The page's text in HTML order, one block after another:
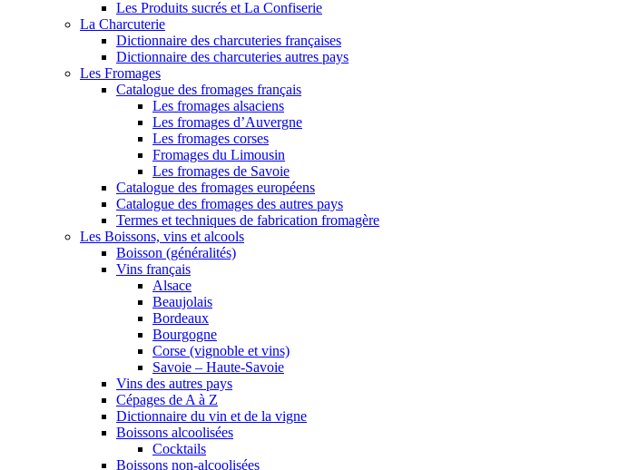
Les Produits sucrés et La Confiserie
La Charcuterie
Dictionnaire des charcuteries françaises
Dictionnaire des charcuteries autres pays
Les Fromages
Catalogue des fromages français
Les fromages alsaciens
Les fromages d’Auvergne
Les fromages corses
Fromages du Limousin
Les fromages de Savoie
Catalogue des fromages européens
Catalogue des fromages des autres pays
Termes et techniques de fabrication fromagère
Les Boissons, vins et alcools
Boisson (généralités)
Vins français
Alsace
Beaujolais
Bordeaux
Bourgogne
Corse (vignoble et vins)
Savoie – Haute-Savoie
Vins des autres pays
Cépages de A à Z
Dictionnaire du vin et de la vigne
Boissons alcoolisées
Cocktails
Boissons non-alcoolisées